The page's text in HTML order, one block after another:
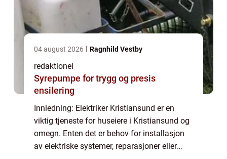
04 august 2026 Ragnhild Vestby
redaktionel
Syrepumpe for trygg og presis
ensilering
Innledning: Elektriker Kristiansund er en
viktig tjeneste for huseiere i Kristiansund og
omegn. Enten det er behov for installasjon
av elektriske systemer, reparasjoner eller